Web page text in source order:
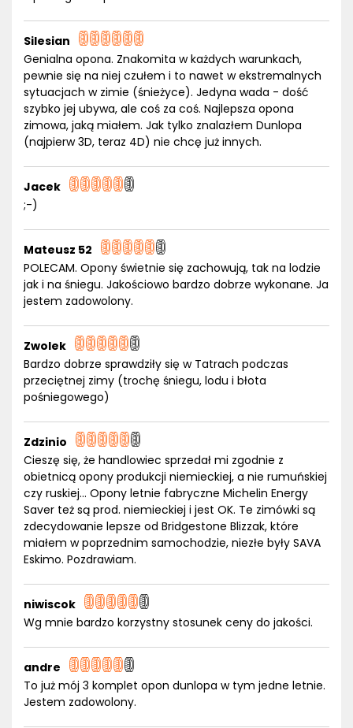
Silesian
Genialna opona. Znakomita w każdych warunkach,
pewnie się na niej czułem i to nawet w ekstremalnych
sytuacjach w zimie (śnieżyce). Jedyna wada - dość
szybko jej ubywa, ale coś za coś. Najlepsza opona
zimowa, jaką miałem. Jak tylko znalazłem Dunlopa
(najpierw 3D, teraz 4D) nie chcę już innych.
Jacek
;-)
Mateusz 52
POLECAM. Opony świetnie się zachowują, tak na lodzie
jak i na śniegu. Jakościowo bardzo dobrze wykonane. Ja
jestem zadowolony.
Zwolek
Bardzo dobrze sprawdziły się w Tatrach podczas
przeciętnej zimy (trochę śniegu, lodu i błota
pośniegowego)
Zdzinio
Cieszę się, że handlowiec sprzedał mi zgodnie z
obietnicą opony produkcji niemieckiej, a nie rumuńskiej
czy ruskiej... Opony letnie fabryczne Michelin Energy
Saver też są prod. niemieckiej i jest OK. Te zimówki są
zdecydowanie lepsze od Bridgestone Blizzak, które
miałem w poprzednim samochodzie, niezłe były SAVA
Eskimo. Pozdrawiam.
niwiscok
Wg mnie bardzo korzystny stosunek ceny do jakości.
andre
To już mój 3 komplet opon dunlopa w tym jedne letnie.
Jestem zadowolony.